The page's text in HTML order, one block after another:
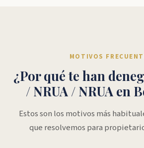
MOTIVOS
¿Por qué te han
/ NRUA / NRUA en
Estos son los motivos más
que resolvemos para